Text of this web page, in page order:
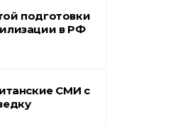
подготовки
в РФ
СМИ с